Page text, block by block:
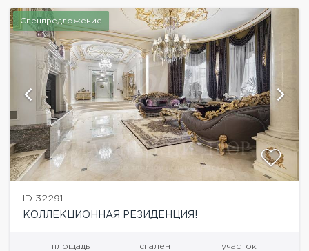
Спецпредложение
ID 32291
КОЛЛЕКЦИОННАЯ РЕЗИДЕНЦИЯ!
площадь спален участок